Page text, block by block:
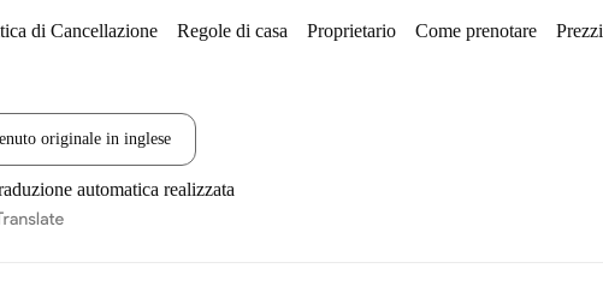
di Cancellazione Regole di casa Proprietario Come prenotare Prezzi
originale in inglese
automatica realizzata